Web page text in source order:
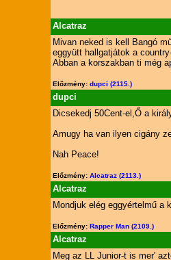
Alcatraz
Mivan neked is kell Bangó
eggyütt hallgatjátok a
Abban a korszakban ti még
Előzmény: dupci (2115.)
dupci
Dicsekedj 50Cent-el,Ő a
Amugy ha van ilyen cigány
Nah Peace!
Előzmény: Alcatraz (2113.)
Alcatraz
Mondjuk elég eggyértelmű
Előzmény: Rapper Man (2109.)
Alcatraz
Meg az LL Junior-t is mer'